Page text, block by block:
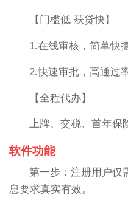
【门槛低 获贷快】
1.在线审核，简单快
2.快速审批，高通过
【全程代办】
上牌、交税、首年保
软件功能
第一步：注册用户仅
息要求真实有效。